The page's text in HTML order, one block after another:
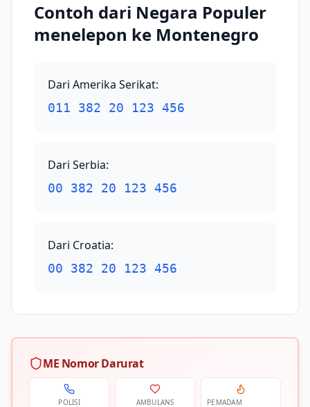
Contoh dari Negara Populer
menelepon ke Montenegro
Dari Amerika Serikat:
011 382 20 123 456
Dari Serbia:
00 382 20 123 456
Dari Croatia:
00 382 20 123 456
ME Nomor Darurat
POLISI AMBULANS
PEMADAM